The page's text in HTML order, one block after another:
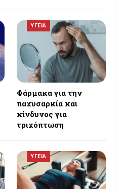
ΥΓΕΙΑ
Φάρμακα για την
παχυσαρκία και
κίνδυνος για
τριχόπτωση
ΥΓΕΙΑ